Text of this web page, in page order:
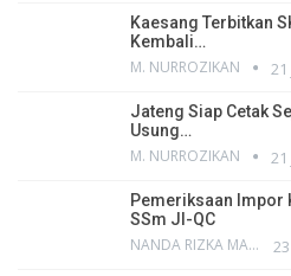
Kaesang Terbitkan
Kembali…
M. NURROZIKAN
Jateng Siap Cetak
Usung…
M. NURROZIKAN
Pemeriksaan Impor
SSm JI-QC
NANDA RIZKA MAHENDRA